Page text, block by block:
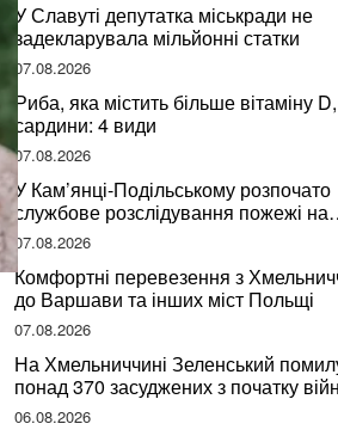
У Славуті депутатка міськради не
задекларувала мільйонні статки
07.08.2026
Риба, яка містить більше вітаміну
сардини: 4 види
07.08.2026
У Кам’янці-Подільському розпочато
службове розслідування пожежі на
сміттєзвалищі
07.08.2026
Комфортні перевезення з
до Варшави та інших міст Польщі
07.08.2026
На Хмельниччині Зеленський
понад 370 засуджених з початку
06.08.2026